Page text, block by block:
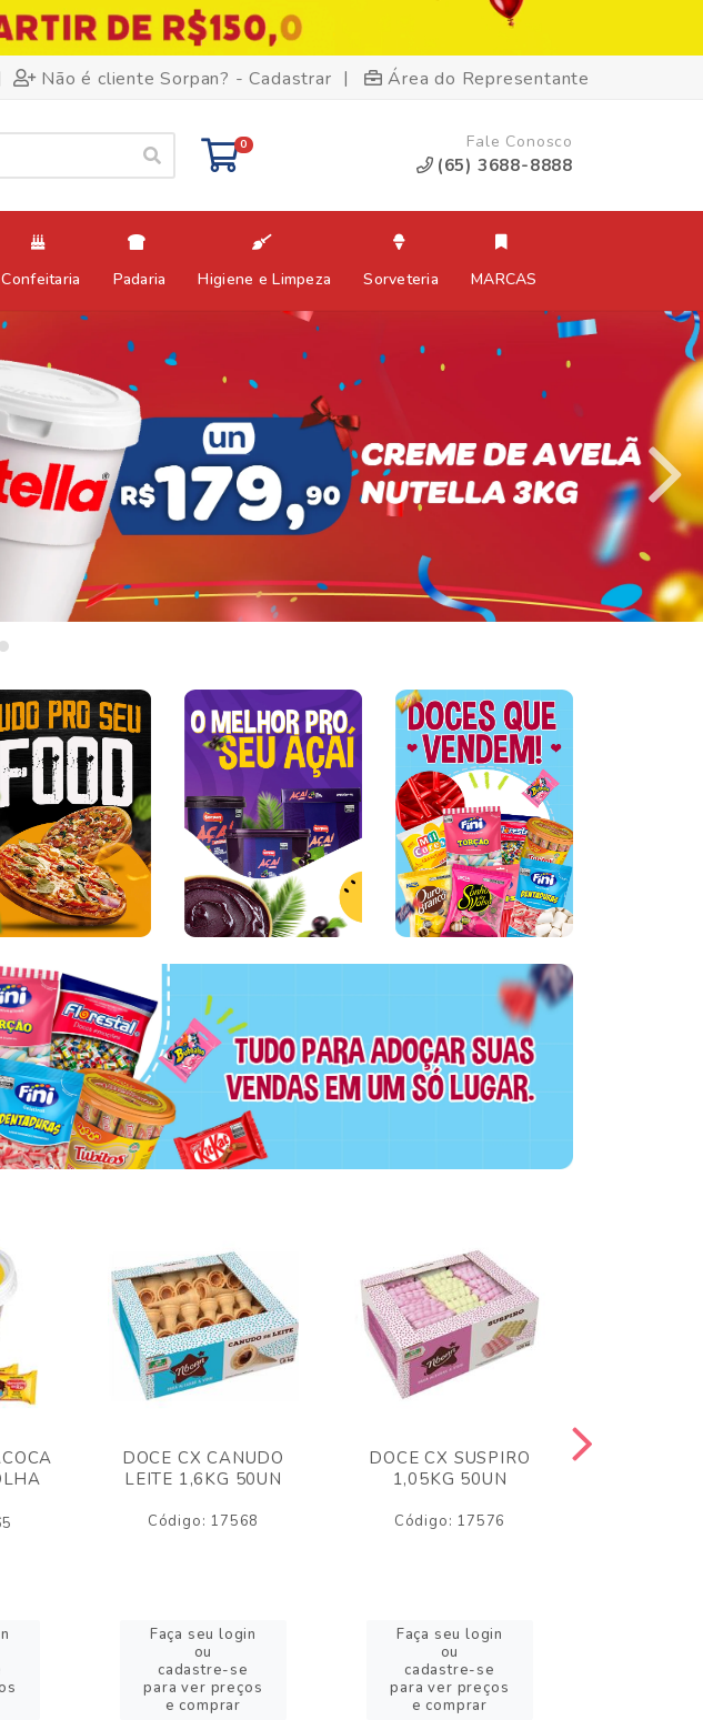
Não é cliente Sorpan? - Cadastrar | Área do Representante
0 Fale Conosco
(65) 3688-8888
Confeitaria Padaria Higiene e Limpeza Sorveteria MARCAS
DOCE CX CANUDO
LEITE 1,6KG 50UN
Código: 17568
Faça seu login
ou
cadastre-se
para ver preços
e comprar
DOCE CX SUSPIRO
1,05KG 50UN
Código: 17576
Faça seu login
ou
cadastre-se
para ver preços
e comprar